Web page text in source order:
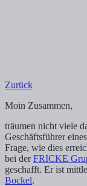
Zurück
Moin Zusammen,
träumen nicht viele
Geschäftsführer
Frage, wie dies
bei derFRICKE
geschafft. Er ist
Bockel.